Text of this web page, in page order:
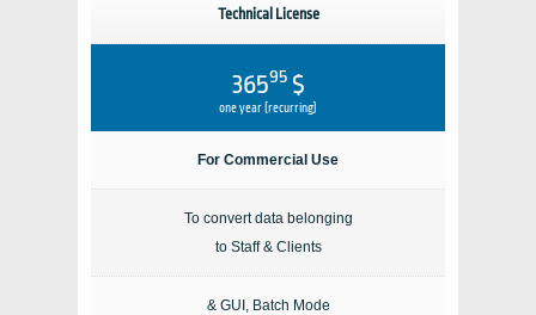
Technical License
$ 365
95
one year (recurring)
For Commercial Use
To convert data belonging
to Staff & Clients
GUI, Batch Mode &